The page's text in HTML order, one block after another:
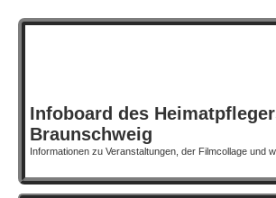
Infoboard des
Braunschweig
Informationen zu Veranstaltungen, der Filmcollage und